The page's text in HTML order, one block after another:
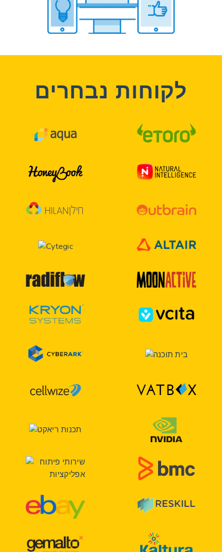
לקוחות נבחרים